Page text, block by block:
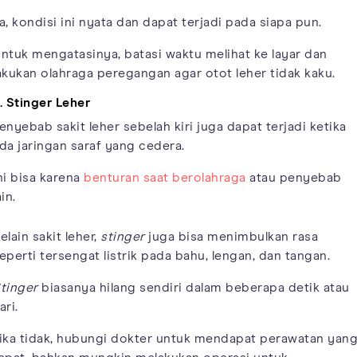
kondisi ini nyata dan dapat terjadi pada siapa pun.
mengatasinya, batasi waktu melihat ke layar dan
olahraga peregangan agar otot leher tidak kaku.
Stinger Leher
sakit leher sebelah kiri juga dapat terjadi ketika
jaringan saraf yang cedera.
bisa karena benturan saat berolahraga atau penyebab
sakit leher, stingerjuga bisa menimbulkan rasa
tersengat listrik pada bahu, lengan, dan tangan.
biasanya hilang sendiri dalam beberapa detik atau
tidak, hubungi dokter untuk mendapat perawatan yang